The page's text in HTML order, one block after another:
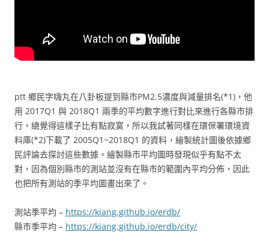
ptt 鄉民字嗨丸在八卦板提到縣市PM2.5濃度與減量排名(*1)，他
用 2017Q1 與 2018Q1 兩季的平均數字進行對比來進行各縣市排
行，總覺得這樣子比有點寂寞，所以我試著同樣在環保署環境資
料庫(*2)下載了 2005Q1~2018Q1 的資料，繪製統計圖後依據鄉
民評論去探討這些數據。繪製縣市平均圖時發現似乎有點不太
對，因為個別縣市的測站並沒有在縣市的範圍內平均分佈，因此
也把所有測站的季平均圖畫出來了。
測站季平均 – https://kiang.github.io/erdb/
縣市季平均 – https://kiang.github.io/erdb/city/